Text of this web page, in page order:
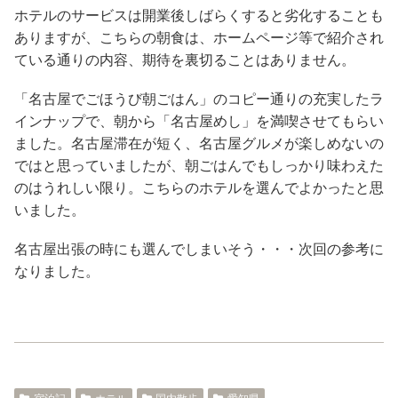
ホテルのサービスは開業後しばらくすると劣化することも
ありますが、こちらの朝食は、ホームページ等で紹介され
ている通りの内容、期待を裏切ることはありません。
「名古屋でごほうび朝ごはん」のコピー通りの充実したラ
インナップで、朝から「名古屋めし」を満喫させてもらい
ました。名古屋滞在が短く、名古屋グルメが楽しめないの
ではと思っていましたが、朝ごはんでもしっかり味わえた
のはうれしい限り。こちらのホテルを選んでよかったと思
いました。
名古屋出張の時にも選んでしまいそう・・・次回の参考に
なりました。